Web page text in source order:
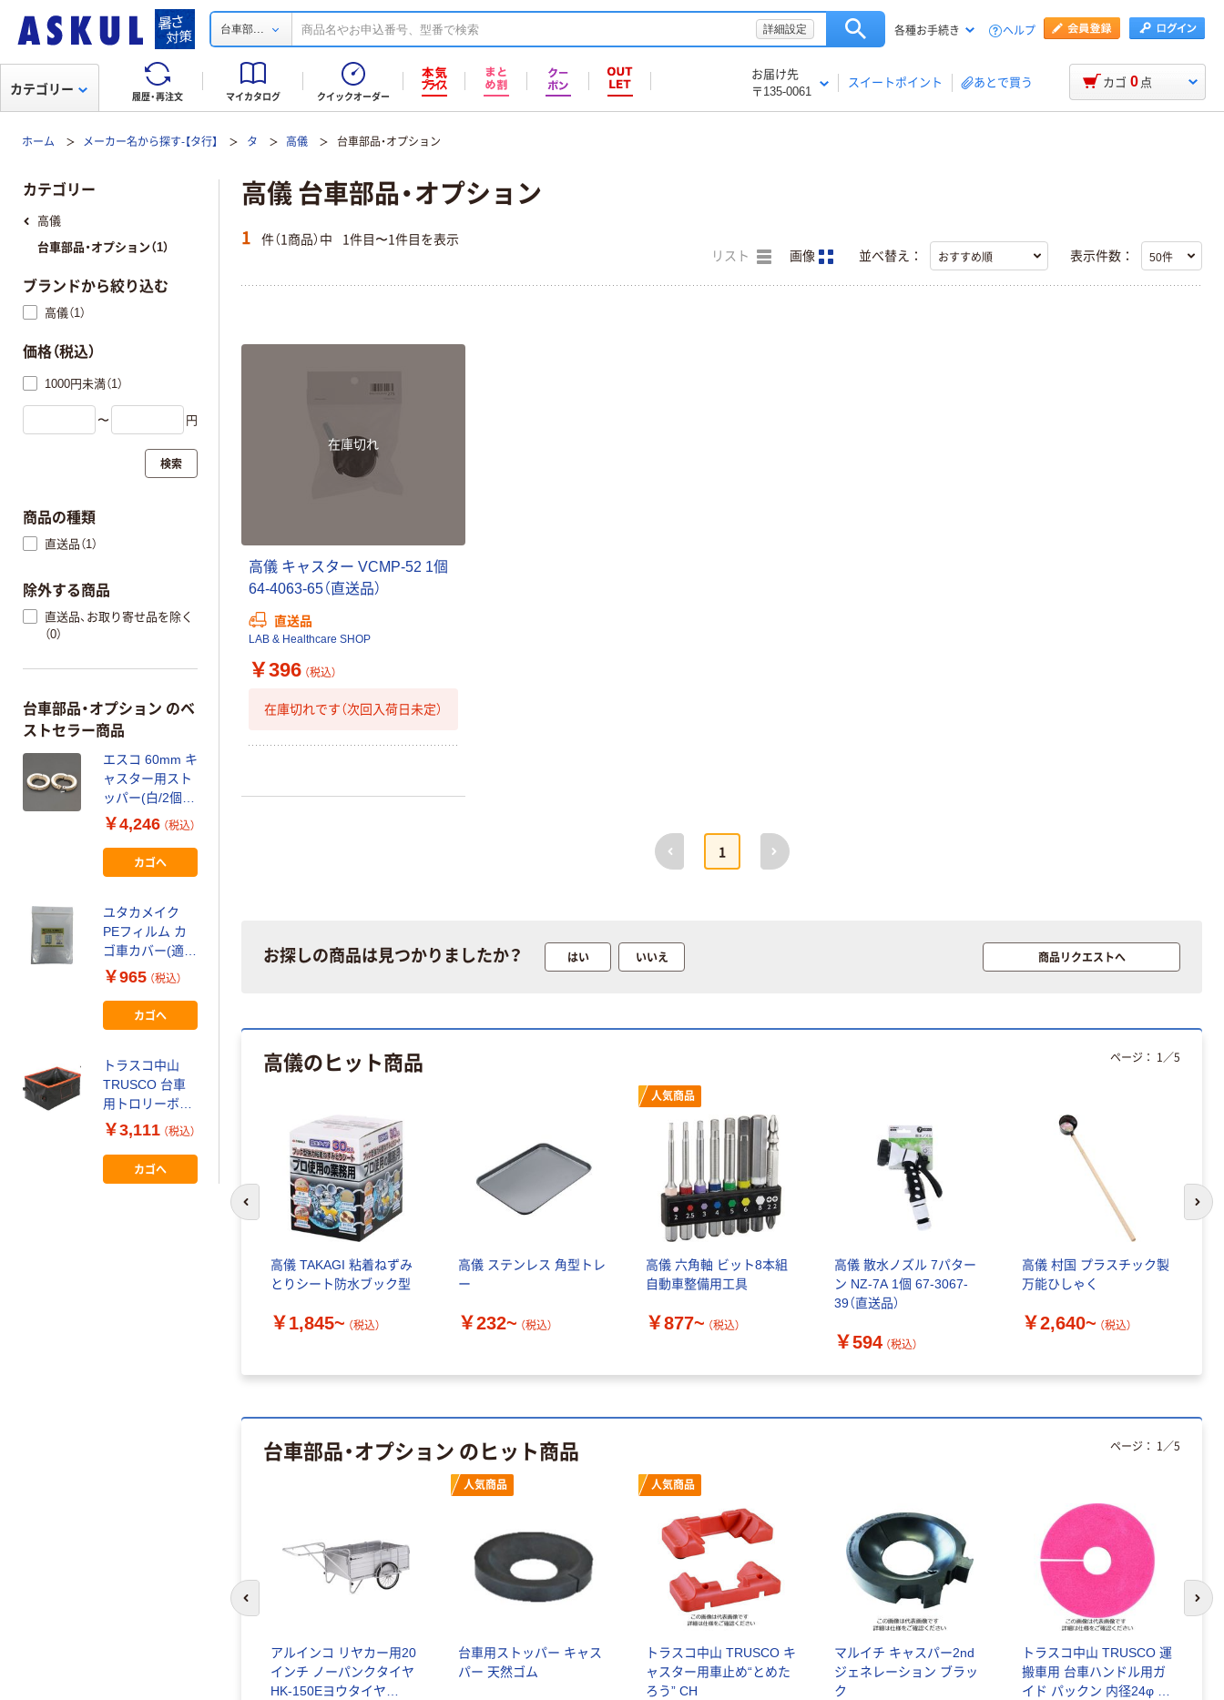
台車部... 詳細設定 各種お手続き ヘルプ
履歴・再注文 マイカタログ クイックオーダー
お届け先
〒135-0061
スイートポイント あとで買う
カテゴリー カゴ 0 点
ホーム メーカー名から探す-【タ行】 タ 高儀 台車部品・オプション
高儀 台車部品・オプション
1 件（1商品）中 1件目〜1件目を表示
リスト 画像 並べ替え： 表示件数：
在庫切れ
高儀 キャスター VCMP-52 1個
64-4063-65（直送品）
直送品
LAB & Healthcare SHOP
￥396 （税込）
在庫切れです（次回入荷日未定）
前へ
1
次へ
お探しの商品は見つかりましたか？ はい いいえ 商品リクエストへ
高儀のヒット商品
高儀 TAKAGI 粘着ねずみ
とりシート防水ブック型
￥1,845~ （税込）
高儀 ステンレス 角型トレ
ー
￥232~ （税込）
人気商品
高儀 六角軸 ビット8本組
自動車整備用工具
￥877~ （税込）
高儀 散水ノズル 7パター
ン NZ-7A 1個 67-3067-
39（直送品）
￥594 （税込）
高儀 村国 プラスチック製
万能ひしゃく
￥2,640~ （税込）
ページ： 1 ／5
前のスライドへ 次
台車部品・オプション のヒット商品
アルインコ リヤカー用20
インチ ノーパンクタイヤ
HK-150Eヨウタイヤ
人気商品
台車用ストッパー キャス
パー 天然ゴム
人気商品
トラスコ中山 TRUSCO キ
ャスター用車止め“とめた
ろう” CH
マルイチ キャスパー2nd
ジェネレーション ブラッ
ク
トラスコ中山 TRUSCO 運
搬車用 台車ハンドル用ガ
イド パックン 内径24φ 2
ページ： 1 ／5
前のスライドへ 次
カテゴリー
高儀
台車部品・オプション（1）
ブランドから絞り込む
高儀（1）
価格（税込）
1000円未満（1）
〜 円
検索
商品の種類
直送品（1）
除外する商品
直送品、お取り寄せ品を除く
（0）
台車部品・オプション のベ
ストセラー商品
エスコ 60mm キ
ャスター用スト
ッパー(白/2個)
EA979CC-21 1
セット（直送品）
￥4,246 （税込）
カゴへ
ユタカメイク
PEフィルム カ
ゴ車カバー(適用
カゴ車サイ
mm×1700mm
用) WCC-08 1個
品）
￥965 （税込）
カゴへ
トラスコ中山
TRUSCO 台車
用トロリーボッ
クス DTB-BK 1
個 693-0764（直
送品）
￥3,111 （税込）
カゴへ